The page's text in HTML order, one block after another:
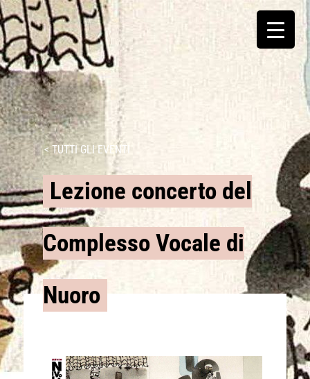
< TUTTI GLI EVENTI
Lezione concerto del
Complesso Vocale di
Nuoro